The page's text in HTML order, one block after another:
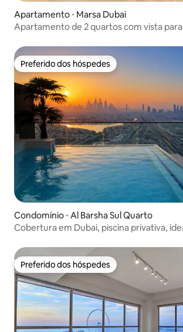
Apartamento ⋅ Marsa Dubai
Apartamento de 2 quartos com vista para
Preferido dos hóspedes
Preferido dos hóspedes
Condomínio ⋅ Al Barsha Sul Quarto
Cobertura em Dubai, piscina privativa,
Preferido dos hóspedes
Preferido dos hóspedes